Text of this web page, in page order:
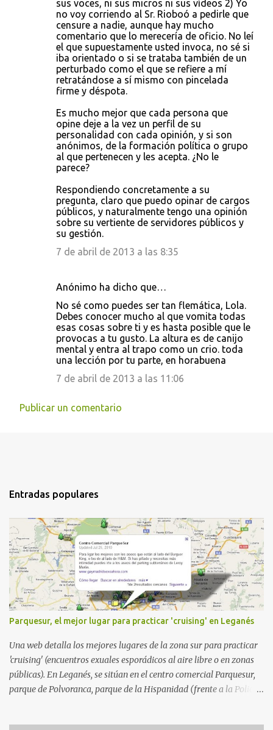
sus voces, ni sus micros ni sus vídeos 2) Yo
no voy corriendo al Sr. Rioboó a pedirle que
censure a nadie, aunque hay mucho
comentario que lo merecería de oficio. No leí
el que supuestamente usted invoca, no sé si
iba orientado o si se trataba también de un
perturbado como el que se refiere a mí
retratándose a sí mismo con pincelada
firme y déspota.
Es mucho mejor que cada persona que
opine deje a la vez un perfil de su
personalidad con cada opinión, y si son
anónimos, de la formación política o grupo
al que pertenecen y les acepta. ¿No le
parece?
Respondiendo concretamente a su
pregunta, claro que puedo opinar de cargos
públicos, y naturalmente tengo una opinión
sobre su vertiente de servidores públicos y
su gestión.
7 de abril de 2013 a las 8:35
Anónimo ha dicho que…
No sé como puedes ser tan flemática, Lola.
Debes conocer mucho al que vomita todas
esas cosas sobre ti y es hasta posible que le
provocas a tu gusto. La altura es de canijo
mental y entra al trapo como un crio. toda
una lección por tu parte, en horabuena
7 de abril de 2013 a las 11:06
Publicar un comentario
Entradas populares
Parquesur, el mejor lugar para practicar 'cruising' en Leganés
Una web detalla los mejores lugares de la zona sur para practicar
'cruising' (encuentros exuales esporádicos al aire libre o en zonas
públicas). En Leganés, se sitúan en el centro comercial Parquesur,
parque de Polvoranca, parque de la Hispanidad (frente a la Policía